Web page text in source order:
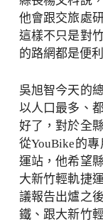
他會跟交旅處
這樣不只是對
的路網都是便
吳旭智今天的
以人口最多、
好了，對於全
從YouBike的
運站，他希望
大新竹輕軌捷
議報告出爐之
鐵、跟大新竹